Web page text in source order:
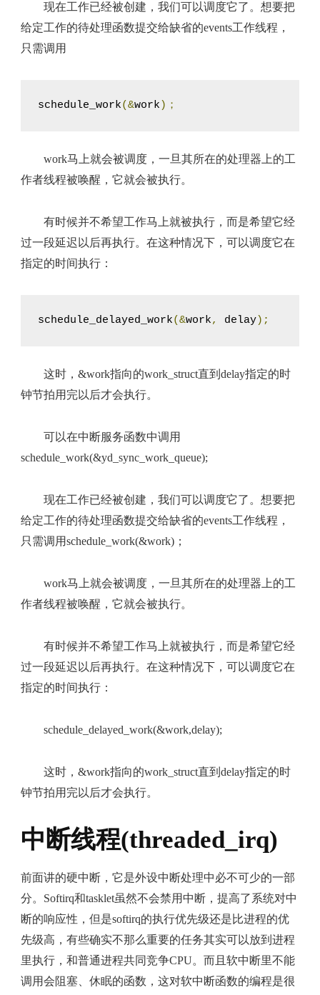
现在工作已经被创建，我们可以调度它了。想要把
给定工作的待处理函数提交给缺省的events工作线程，
只需调用
schedule_work(&work )；
work马上就会被调度，一旦其所在的处理器上的工
作者线程被唤醒，它就会被执行。
有时候并不希望工作马上就被执行，而是希望它经
过一段延迟以后再执行。在这种情况下，可以调度它在
指定的时间执行：
schedule_delayed_work(&work, delay);
这时，&work指向的work_struct直到delay指定的时
钟节拍用完以后才会执行。
可以在中断服务函数中调用
schedule_work(&yd_sync_work_queue);
现在工作已经被创建，我们可以调度它了。想要把
给定工作的待处理函数提交给缺省的events工作线程，
只需调用schedule_work(&work)；
work马上就会被调度，一旦其所在的处理器上的工
作者线程被唤醒，它就会被执行。
有时候并不希望工作马上就被执行，而是希望它经
过一段延迟以后再执行。在这种情况下，可以调度它在
指定的时间执行：
schedule_delayed_work(&work,delay);
这时，&work指向的work_struct直到delay指定的时
钟节拍用完以后才会执行。
中断线程(threaded_irq)
前面讲的硬中断，它是外设中断处理中必不可少的一部
分。Softirq和tasklet虽然不会禁用中断，提高了系统对中
断的响应性，但是softirq的执行优先级还是比进程的优
先级高，有些确实不那么重要的任务其实可以放到进程
里执行，和普通进程共同竞争CPU。而且软中断里不能
调用会阻塞、休眠的函数，这对软中断函数的编程是很